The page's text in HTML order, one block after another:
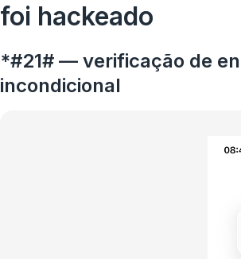
foi hackeado
*#21# — verificação de
incondicional